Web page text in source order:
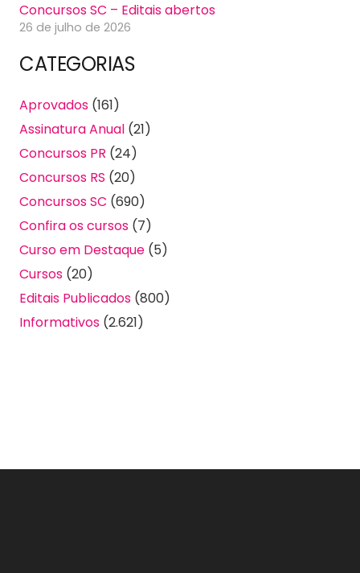
Concursos SC – Editais abertos
26 de julho de 2026
CATEGORIAS
Aprovados (161)
Assinatura Anual (21)
Concursos PR (24)
Concursos RS (20)
Concursos SC (690)
Confira os cursos (7)
Curso em Destaque (5)
Cursos (20)
Editais Publicados (800)
Informativos (2.621)